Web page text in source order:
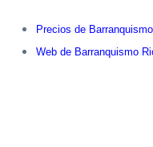
Precios de
Web de Barranquismo